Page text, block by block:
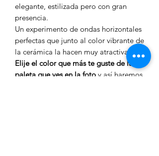
elegante, estilizada pero con gran
presencia.
Un experimento de ondas horizontales
perfectas que junto al color vibrante de
la cerámica la hacen muy atractiva.
Elije el color que más te guste de la
paleta que ves en la foto y así haremos